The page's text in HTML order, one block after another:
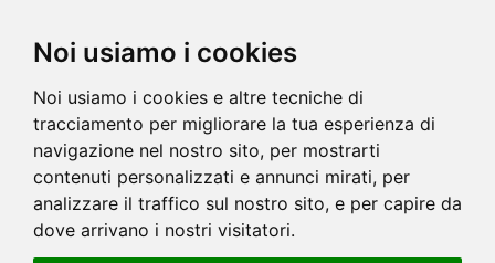
Noi usiamo i cookies
Noi usiamo i cookies e altre tecniche di
tracciamento per migliorare la tua esperienza di
navigazione nel nostro sito, per mostrarti
contenuti personalizzati e annunci mirati, per
analizzare il traffico sul nostro sito, e per capire da
dove arrivano i nostri visitatori.